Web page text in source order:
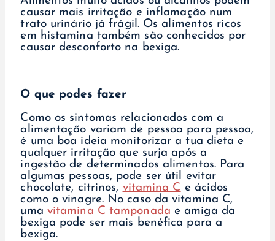
causar mais irritação e inflamação num
trato urinário já frágil. Os alimentos ricos
em histamina também são conhecidos por
causar desconforto na bexiga.
O que podes fazer
Como os sintomas relacionados com a
alimentação variam de pessoa para pessoa,
é uma boa ideia monitorizar a tua dieta e
qualquer irritação que surja após a
ingestão de determinados alimentos. Para
algumas pessoas, pode ser útil evitar
chocolate, citrinos, vitamina C e ácidos
como o vinagre. No caso da vitamina C,
uma vitamina C tamponada e amiga da
bexiga pode ser mais benéfica para a
bexiga.